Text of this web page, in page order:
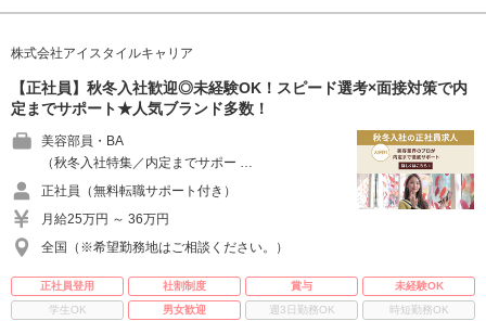
株式会社アイスタイルキャリア
【正社員】秋冬入社歓迎◎未経験OK！スピード選考×面接対策で内
定までサポート★人気ブランド多数！
美容部員・BA
（秋冬入社特集／内定までサポー …
正社員（無料転職サポート付き）
月給25万円 ～ 36万円
全国（※希望勤務地はご相談ください。）
正社員登用 社割制度 賞与
未経験OK
学生OK
男女歓迎 週3日勤務OK
時短勤務OK